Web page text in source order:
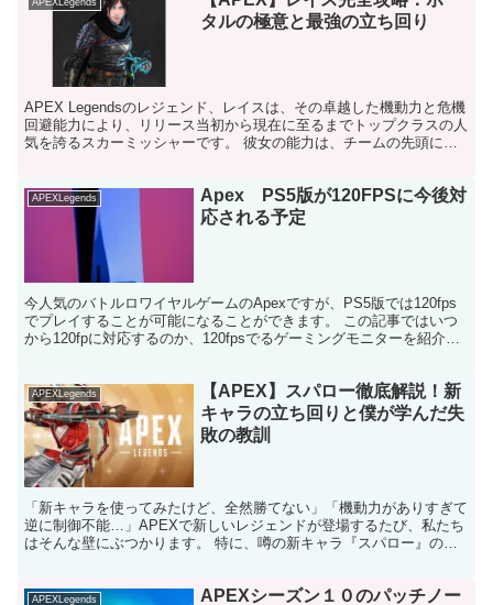
APEXLegends
タルの極意と最強の立ち回り
APEX Legendsのレジェンド、レイスは、その卓越した機動力と危機
回避能力により、リリース当初から現在に至るまでトップクラスの人
気を誇るスカーミッシャーです。 彼女の能力は、チームの先頭に立
APEXLegends
Apex PS5版が120FPSに今後対
応される予定
今人気のバトルロワイヤルゲームのApexですが、PS5版では120fps
でプレイすることが可能になることができます。 この記事ではいつ
から120fpに対応するのか、120fpsでるゲーミングモニターを紹介し
APEXLegends
【APEX】スパロー徹底解説！新
キャラの立ち回りと僕が学んだ失
敗の教訓
「新キャラを使ってみたけど、全然勝てない」「機動力がありすぎて
逆に制御不能…」APEXで新しいレジェンドが登場するたび、私たち
はそんな壁にぶつかります。 特に、噂の新キャラ『スパロー』のよ
APEXLegends
APEXシーズン１０のパッチノー